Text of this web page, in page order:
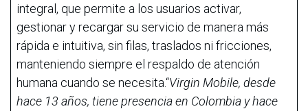
integral, que permite a los usuarios activar,
gestionar y recargar su servicio de manera más
rápida e intuitiva, sin filas, traslados ni fricciones,
manteniendo siempre el respaldo de atención
humana cuando se necesita.“Virgin Mobile, desde
hace 13 años, tiene presencia en Colombia y hace